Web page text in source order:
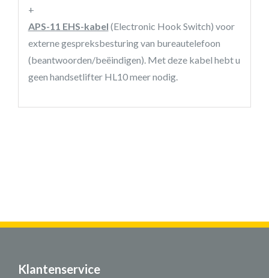
+
APS-11 EHS-kabel (Electronic Hook Switch) voor
externe gespreksbesturing van bureautelefoon
(beantwoorden/beëindigen). Met deze kabel hebt u
geen handsetlifter HL10 meer nodig.
Klantenservice